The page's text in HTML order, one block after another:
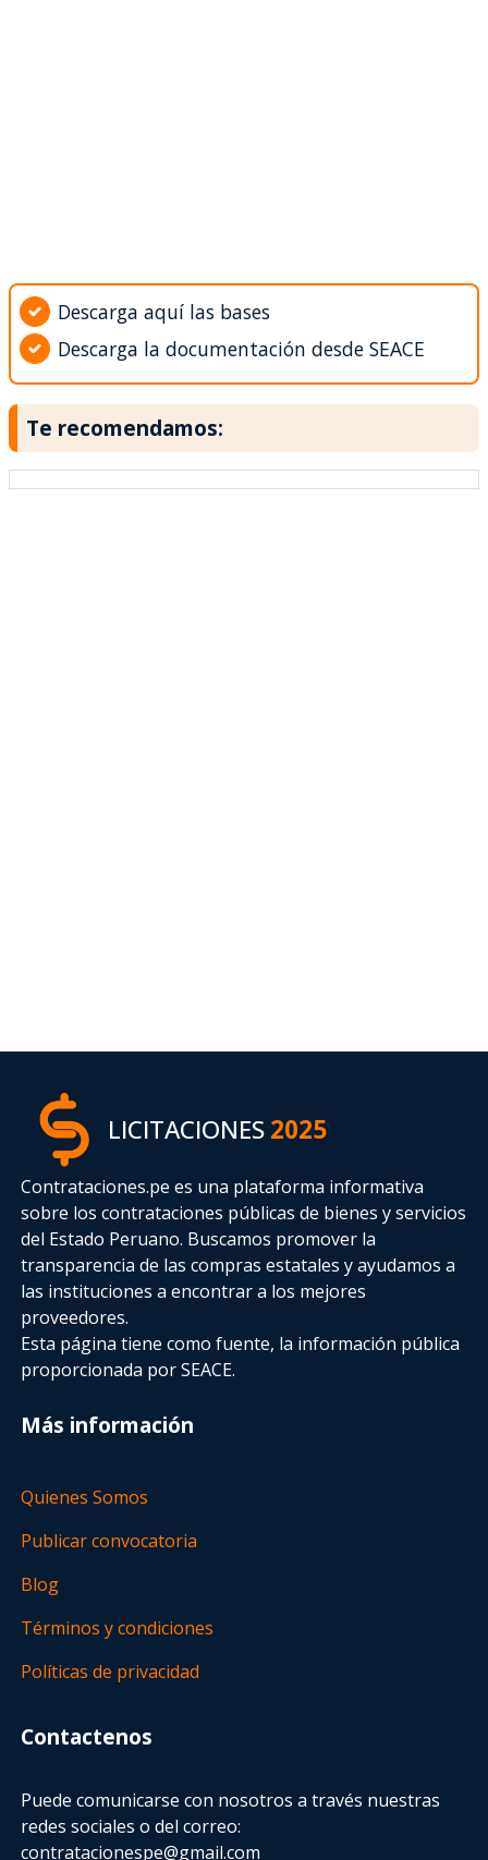
Descarga aquí las bases
Descarga la documentación desde SEACE
Te recomendamos:
LICITACIONES2025
Contrataciones.pe es una plataforma informativa
sobre los contrataciones públicas de bienes y servicios
del Estado Peruano. Buscamos promover la
transparencia de las compras estatalesy ayudamos a
las instituciones a encontrar a los mejores
proveedores.
Esta página tiene como fuente, la información pública
proporcionada por SEACE.
Más información
Quienes Somos
Publicar convocatoria
Blog
Términos y condiciones
Políticas de privacidad
Contactenos
Puede comunicarse con nosotros a través nuestras
redes sociales o del correo:
contratacionespe@gmail.com